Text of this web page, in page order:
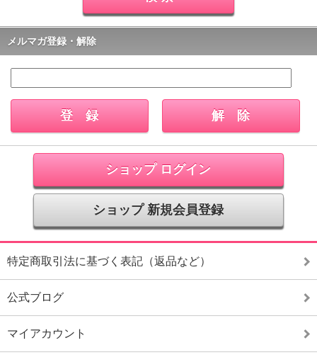
メルマガ登録・解除
ショップ ログイン
ショップ 新規会員登録
特定商取引法に基づく表記（返品など）
公式ブログ
マイアカウント